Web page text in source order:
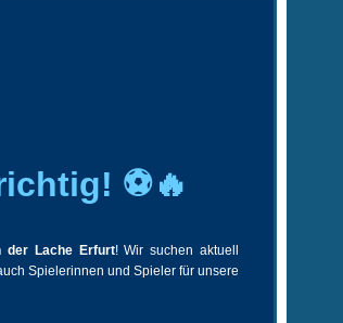
⚽🔥
der Lache Erfurt! Wir suchen aktuell
Spielerinnen und Spieler für unsere